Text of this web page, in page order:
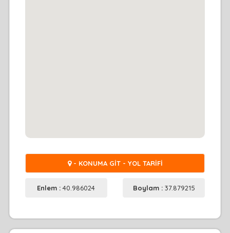
- KONUMA GİT - YOL TARİFİ
Enlem :40.986024 Boylam : 37.879215